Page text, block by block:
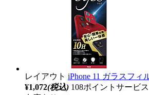
レイアウト iPhone 11 ガラスフィ
¥1,072(税込) 108ポイントサービス